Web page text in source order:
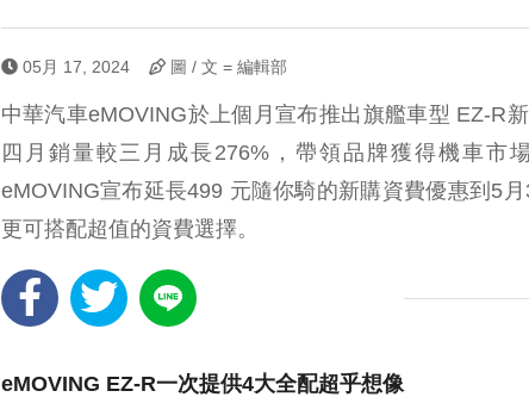
05月 17, 2024 圖 / 文 = 編輯部
中華汽車eMOVING於上個月宣布推出旗艦車型 EZ-R
四月銷量較三月成長276%，帶領品牌獲得機車市
eMOVING宣布延長499 元隨你騎的新購資費優惠到5
更可搭配超值的資費選擇。
eMOVING EZ-R一次提供4大全配超乎想像